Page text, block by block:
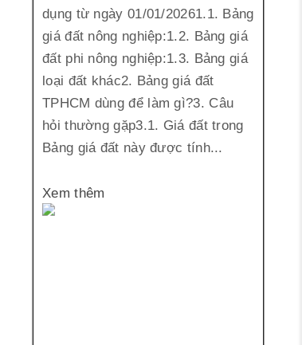
dụng từ ngày 01/01/20261.1. Bảng
giá đất nông nghiệp:1.2. Bảng giá
đất phi nông nghiệp:1.3. Bảng giá
loại đất khác2. Bảng giá đất
TPHCM dùng để làm gì?3. Câu
hỏi thường gặp3.1. Giá đất trong
Bảng giá đất này được tính...
Xem thêm